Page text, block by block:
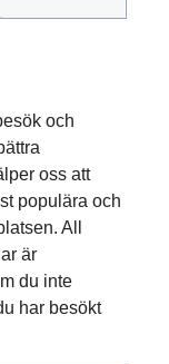
och
oss att
populära och
All
är
du inte
har besökt